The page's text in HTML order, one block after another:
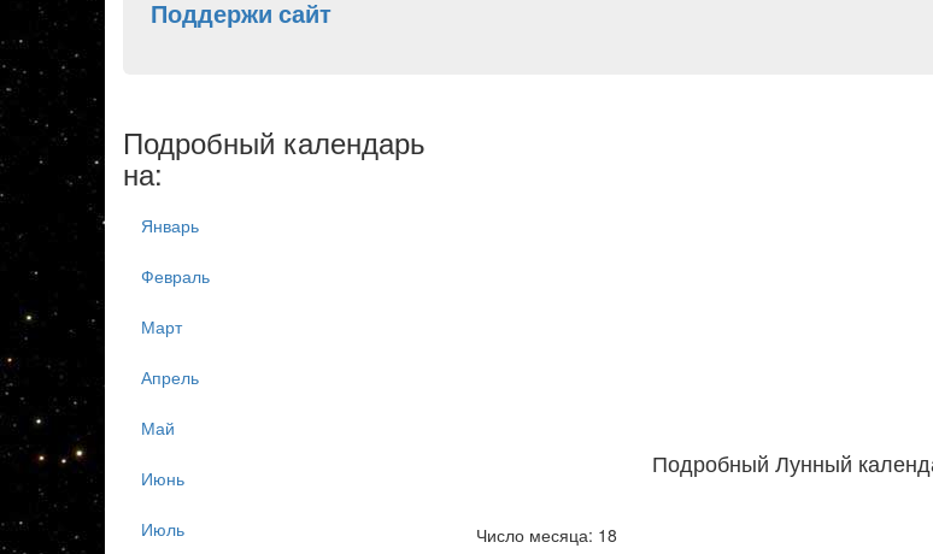
Поддержи сайт
Подробный Лунный
Число месяца: 18
Подробный календарь
на:
Январь
Февраль
Март
Апрель
Май
Июнь
Июль